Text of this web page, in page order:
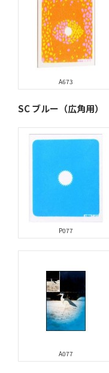
A673
SC ブルー（広角用）
P077
A077